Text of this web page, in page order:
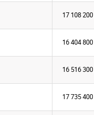
17 108 200
16 404 800
16 516 300
17 735 400